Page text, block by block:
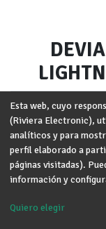
Marca: DEVIA
Términos y
Garantía de
Envío: 2-3 días
Esta web, cuyo
(Riviera Electronic),
analíticos y para
perfil elaborado a
páginas visitadas).
información y
Quiero elegir